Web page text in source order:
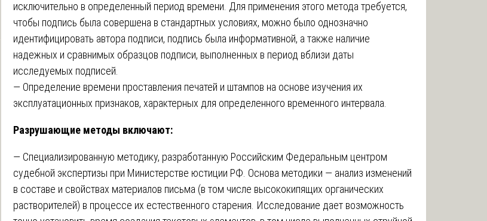
исключительно в определенный период времени. Для применения этого метода требуется,
чтобы подпись была совершена в стандартных условиях, можно было однозначно
идентифицировать автора подписи, подпись была информативной, а также наличие
надежных и сравнимых образцов подписи, выполненных в период вблизи даты
исследуемых подписей.
— Определение времени проставления печатей и штампов на основе изучения их
эксплуатационных признаков, характерных для определенного временного интервала.
Разрушающие методы включают:
— Специализированную методику, разработанную Российским Федеральным центром
судебной экспертизы при Министерстве юстиции РФ. Основа методики — анализ изменений
в составе и свойствах материалов письма (в том числе высококипящих органических
растворителей) в процессе их естественного старения. Исследование дает возможность